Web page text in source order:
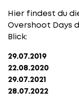
Hier findest du
Overshoot Days
Blick:
29.07.2019
22.08.2020
29.07.2021
28.07.2022